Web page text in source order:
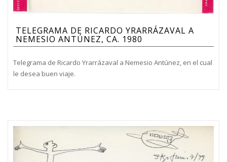
TELEGRAMA DE RICARDO YRARRÁZAVAL A
NEMESIO ANTÚNEZ, CA. 1980
Telegrama de Ricardo Yrarrázaval a Nemesio Antúnez, en el cual
le desea buen viaje.